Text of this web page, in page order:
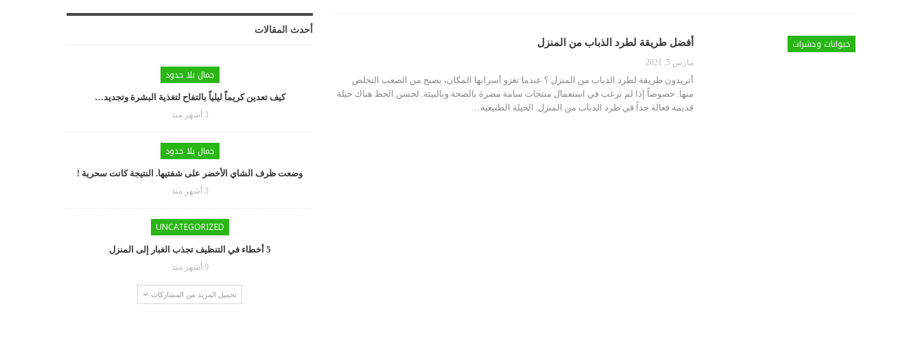
حيوانات وحشرات أفضل طريقة لطرد الذباب من المنزل
مارس 5, 2021
أتريدون طريقة لطرد الذباب من المنزل ؟ عندما تغزو أسرابها المكان، يصبح من الصعب التخلص
منها. خصوصاً إذا لم نرغب في استعمال منتجات سامة مضرة بالصحة وبالبيئة. لحسن الحظ هناك حيلة
قديمة فعالة جداً في طرد الذباب من المنزل. الحيلة الطبيعية…
أحدث المقالات
جمال بلا حدود
كيف تعدين كريماً ليلياً بالتفاح لتغذية البشرة وتجديد…
3 أشهر منذ
جمال بلا حدود
وضعت ظرف الشاي الأخضر على شفتيها. النتيجة كانت سحرية !
3 أشهر منذ
UNCATEGORIZED
5 أخطاء في التنظيف تجذب الغبار إلى المنزل
9 أشهر منذ
تحميل المزيد من المشاركات